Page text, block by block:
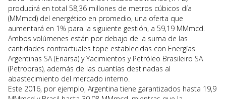
producirá en total 58,36 millones de metros cúbicos día
(MMmcd) del energético en promedio, una oferta que
aumentará en 1% para la siguiente gestión, a 59,19 MMmcd.
Ambos volúmenes están por debajo de la suma de las
cantidades contractuales tope establecidas con Energías
Argentinas SA (Enarsa) y Yacimientos y Petróleo Brasileiro SA
(Petrobras), además de las cuantías destinadas al
abastecimiento del mercado interno.
Este 2016, por ejemplo, Argentina tiene garantizados hasta 19,9